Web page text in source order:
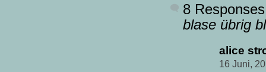
8
blase übrig
alice
16 Juni,